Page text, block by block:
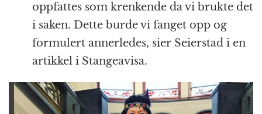
oppfattes som krenkende da vi brukte det
i saken. Dette burde vi fanget opp og
formulert annerledes, sier Seierstad i en
artikkel i Stangeavisa.